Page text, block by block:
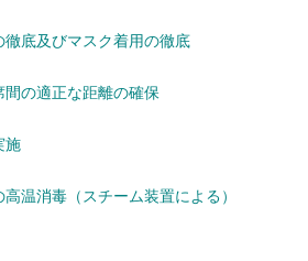
徹底及びマスク着用の徹底
間の適正な距離の確保
施
温消毒（スチーム装置による）